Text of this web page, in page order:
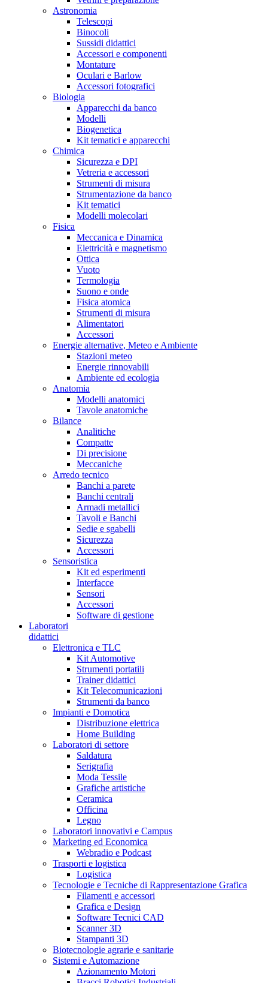
Astronomia
Telescopi
Binocoli
Sussidi didattici
Accessori e componenti
Montature
Oculari e Barlow
Accessori fotografici
Biologia
Apparecchi da banco
Modelli
Biogenetica
Kit tematici e apparecchi
Chimica
Sicurezza e DPI
Vetreria e accessori
Strumenti di misura
Strumentazione da banco
Kit tematici
Modelli molecolari
Fisica
Meccanica e Dinamica
Elettricità e magnetismo
Ottica
Vuoto
Termologia
Suono e onde
Fisica atomica
Strumenti di misura
Alimentatori
Accessori
Energie alternative, Meteo e Ambiente
Stazioni meteo
Energie rinnovabili
Ambiente ed ecologia
Anatomia
Modelli anatomici
Tavole anatomiche
Bilance
Analitiche
Compatte
Di precisione
Meccaniche
Arredo tecnico
Banchi a parete
Banchi centrali
Armadi metallici
Tavoli e Banchi
Sedie e sgabelli
Sicurezza
Accessori
Sensoristica
Kit ed esperimenti
Interfacce
Sensori
Accessori
Software di gestione
Laboratori
didattici
Elettronica e TLC
Kit Automotive
Strumenti portatili
Trainer didattici
Kit Telecomunicazioni
Strumenti da banco
Impianti e Domotica
Distribuzione elettrica
Home Building
Laboratori di settore
Saldatura
Serigrafia
Moda Tessile
Grafiche artistiche
Ceramica
Officina
Legno
Laboratori innovativi e Campus
Marketing ed Economica
Webradio e Podcast
Trasporti e logistica
Logistica
Tecnologie e Tecniche di Rappresentazione Grafica
Filamenti e accessori
Grafica e Design
Software Tecnici CAD
Scanner 3D
Stampanti 3D
Biotecnologie agrarie e sanitarie
Sistemi e Automazione
Azionamento Motori